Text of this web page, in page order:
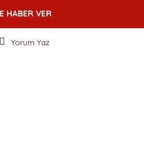
HABER VER
Yorum Yaz